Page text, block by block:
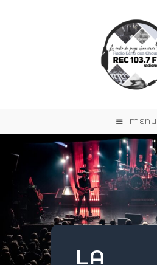
MENU
LA